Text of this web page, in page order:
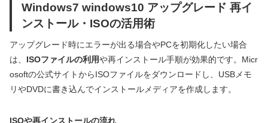
Windows7 windows10 アップグレード 再イ
ンストール・ISOの活用術
アップグレード時にエラーが出る場合やPCを初期化したい場合
は、 ISOファイルの利用や再インストール手順が効果的です。Micr
osoftの公式サイトからISOファイルをダウンロードし、USBメモ
リやDVDに書き込んでインストールメディアを作成します。
ISOや再インストールの流れ